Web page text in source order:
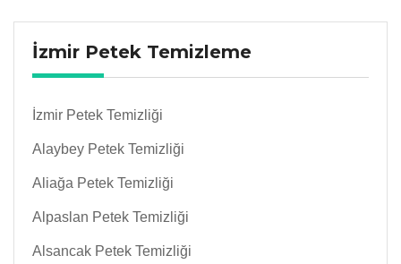
İzmir Petek Temizleme
İzmir Petek Temizliği
Alaybey Petek Temizliği
Aliağa Petek Temizliği
Alpaslan Petek Temizliği
Alsancak Petek Temizliği